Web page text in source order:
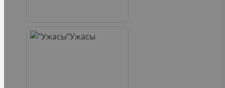
Ужасы